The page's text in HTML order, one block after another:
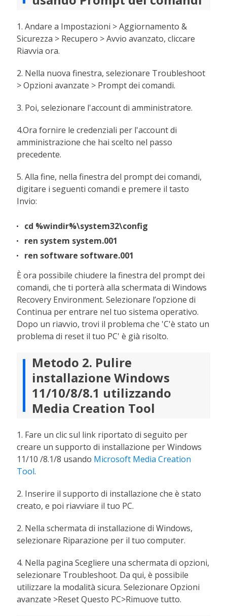
1. Andare a Impostazioni > Aggiornamento &
Sicurezza > Recupero > Avvio avanzato, cliccare
Riavvia ora.
2. Nella nuova finestra, selezionare Troubleshoot
> Opzioni avanzate > Prompt dei comandi.
3. Poi, selezionare l'account di amministratore.
4.Ora fornire le credenziali per l'account di
amministrazione che hai scelto nel passo
precedente.
5. Alla fine, nella finestra del prompt dei comandi,
digitare i seguenti comandi e premere il tasto
Invio:
cd %windir%\system32\config
ren system system.001
ren software software.001
È ora possibile chiudere la finestra del prompt dei
comandi, che ti porterà alla schermata di Windows
Recovery Environment. Selezionare l’opzione di
Continua per entrare nel tuo sistema operativo.
Dopo un riavvio, trovi il problema che 'C'è stato un
problema di reset il tuo PC' è già risolto.
Metodo 2. Pulire
installazione Windows
11/10/8/8.1 utilizzando
Media Creation Tool
1. Fare un clic sul link riportato di seguito per
creare un supporto di installazione per Windows
11/10 /8.1/8 usando Microsoft Media Creation
Tool.
2. Inserire il supporto di installazione che è stato
creato, e poi riavviare il tuo PC.
2. Nella schermata di installazione di Windows,
selezionare Riparazione per il tuo computer.
4. Nella pagina Scegliere una schermata di opzioni,
selezionare Troubleshoot. Da qui, è possibile
utilizzare la modalità sicura. Selezionare Opzioni
avanzate >Reset Questo PC>Rimuove tutto.